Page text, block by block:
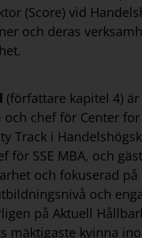
(Score) vid
och deras
(författare kapitel 4)
chef för Center
Track i
för SSE MBA, och
och fokuserad
och
på Aktuell
mäktigaste kvinna